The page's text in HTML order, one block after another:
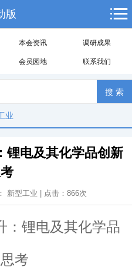
版
本会资讯 调研成果
会员园地 联系我们
业
锂电及其化学品创新
新型工业 | 点击： 866次
：锂电及其化学品
考